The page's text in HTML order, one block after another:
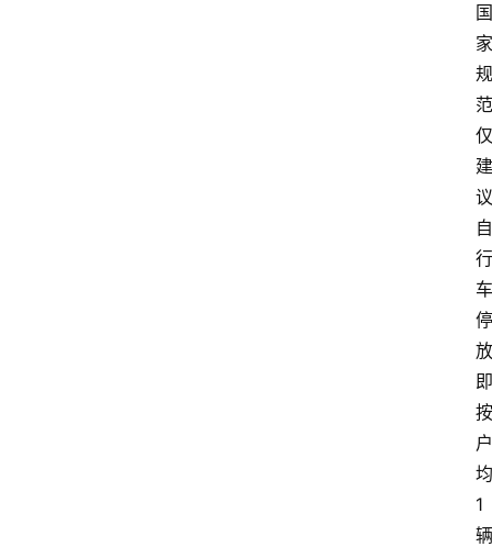
国
家
规
范
仅
建
议
自
行
车
停
放
即
按
户
均
1
辆